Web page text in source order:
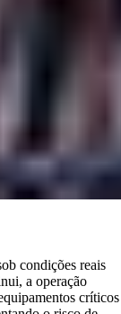
condições reais
a operação
críticos